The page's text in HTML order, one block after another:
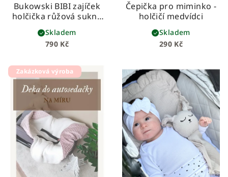
Bukowski BIBI zajíček
holčička růžová sukně
790 Kč
Skladem
Čepička pro miminko -
holčičí medvídci
290 Kč
Skladem
Zakázková výroba